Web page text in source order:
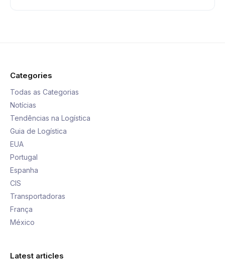
Categories
Todas as Categorias
Notícias
Tendências na Logística
Guia de Logística
EUA
Portugal
Espanha
CIS
Transportadoras
França
México
Latest articles